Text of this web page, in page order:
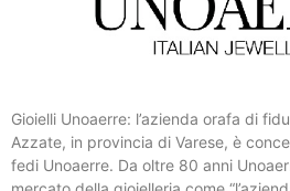
Gioielli Unoaerre: l’azienda orafa di
Azzate, in provincia di Varese, è
fedi Unoaerre. Da oltre 80 anni